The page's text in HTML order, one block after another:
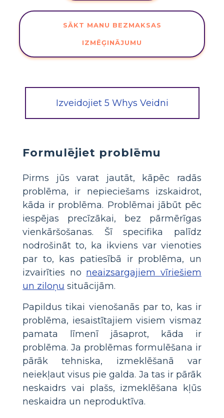
SĀKT MANU BEZMAKSAS
IZMĒĢINĀJUMU
Izveidojiet 5 Whys Veidni
Formulējiet problēmu
Pirms jūs varat jautāt, kāpēc radās
problēma, ir nepieciešams izskaidrot,
kāda ir problēma. Problēmai jābūt pēc
iespējas precīzākai, bez pārmērīgas
vienkāršošanas. Šī specifika palīdz
nodrošināt to, ka ikviens var vienoties
par to, kas patiesībā ir problēma, un
izvairīties no neaizsargajiem vīriešiem
un ziloņu situācijām.
Papildus tikai vienošanās par to, kas ir
problēma, iesaistītajiem visiem vismaz
pamata līmenī jāsaprot, kāda ir
problēma. Ja problēmas formulēšana ir
pārāk tehniska, izmeklēšanā var
neiekļaut visus pie galda. Ja tas ir pārāk
neskaidrs vai plašs, izmeklēšana kļūs
neskaidra un neproduktīva.